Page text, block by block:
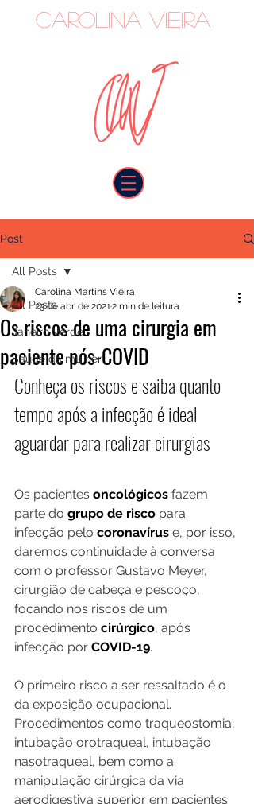
Carolina Vieira
Post
All Posts
Janeiro Verde
Saúde da mulher
All Posts
Os riscos de uma cirurgia em
paciente pós-COVID
Carolina Martins Vieira
23 de abr. de 20212 min de leitura
Conheça os riscos e saiba quanto
tempo após a infecção é ideal
aguardar para realizar cirurgias
Os pacientes oncológicos fazem
parte do grupo de risco para
infecção pelo coronavírus e, por isso,
daremos continuidade à conversa
com o professor Gustavo Meyer,
cirurgião de cabeça e pescoço,
focando nos riscos de um
procedimento cirúrgico, após
infecção por COVID-19.
O primeiro risco a ser ressaltado é o
da exposição ocupacional.
Procedimentos como traqueostomia,
intubação orotraqueal, intubação
nasotraqueal, bem como a
manipulação cirúrgica da via
aerodigestiva superior em pacientes